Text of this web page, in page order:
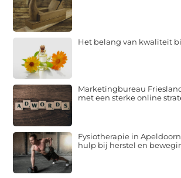
Het belang van kwaliteit
Marketingbureau
met een sterke online
Fysiotherapie in
hulp bij herstel en